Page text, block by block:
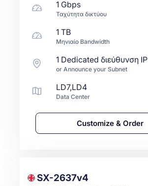
1 Gbps
Ταχύτητα δικτύου
1 TB
Μηνιαίο Bandwidth
1 Dedicated διεύθυνση IP
or Announce your Subnet
LD7,LD4
Data Center
Customize & Order
SX-2637v4